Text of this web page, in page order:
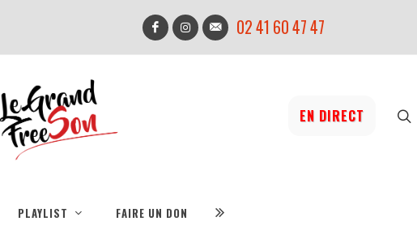
02 41 60 47 47
EN DIRECT
PLAYLIST FAIRE UN DON